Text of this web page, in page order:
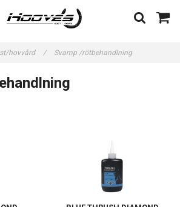
hovvård / Svamp /rötbehandlning